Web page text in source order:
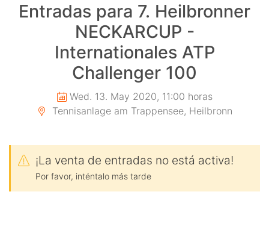
Entradas para 7. Heilbronner
NECKARCUP -
Internationales ATP
Challenger 100
Wed. 13. May 2020, 11:00 horas
Tennisanlage am Trappensee, Heilbronn
¡La venta de entradas no está activa!
Por favor, inténtalo más tarde